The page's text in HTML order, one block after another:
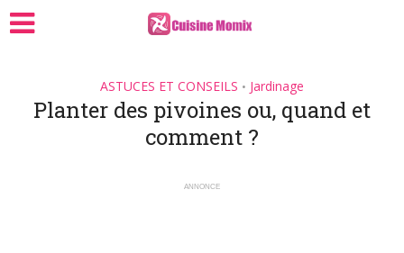
ASTUCES ET CONSEILS • Jardinage
Planter des pivoines ou, quand et
comment ?
ANNONCE